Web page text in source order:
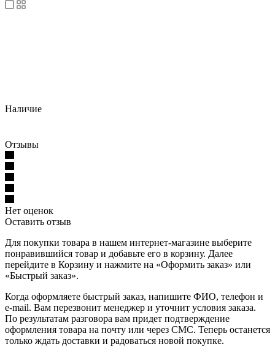
Наличие
Отзывы
Нет оценок
Оставить отзыв
Для покупки товара в нашем интернет-магазине выберите
понравившийся товар и добавьте его в корзину. Далее
перейдите в Корзину и нажмите на «Оформить заказ» или
«Быстрый заказ».
Когда оформляете быстрый заказ, напишите ФИО, телефон и
e-mail. Вам перезвонит менеджер и уточнит условия заказа.
По результатам разговора вам придет подтверждение
оформления товара на почту или через СМС. Теперь останется
только ждать доставки и радоваться новой покупке.